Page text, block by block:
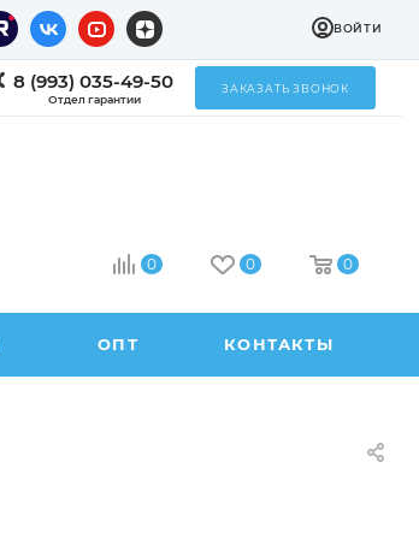
ВОЙТИ
8 (993) 035-49-50
Отдел гарантии
ЗАКАЗАТЬ ЗВОНОК
0 0 0
ОПТ КОНТАКТЫ